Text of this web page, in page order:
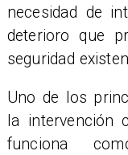
necesidad de
deterioro que
seguridad
Uno de los
la intervención
funciona